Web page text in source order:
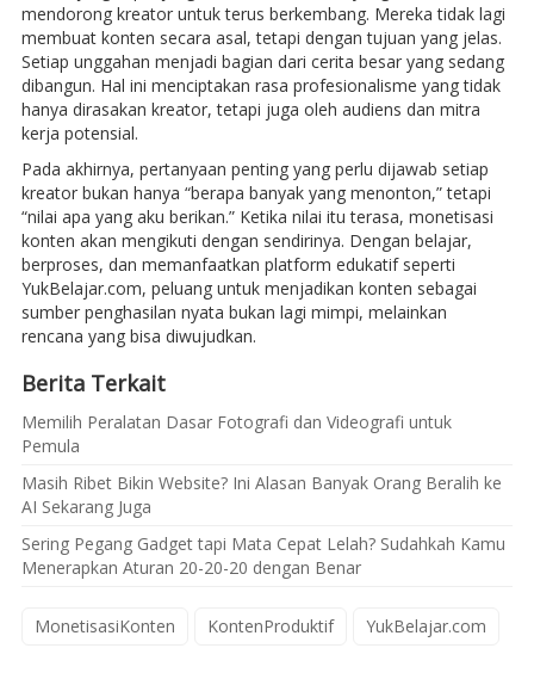
mendorong kreator untuk terus berkembang. Mereka tidak lagi
membuat konten secara asal, tetapi dengan tujuan yang jelas.
Setiap unggahan menjadi bagian dari cerita besar yang sedang
dibangun. Hal ini menciptakan rasa profesionalisme yang tidak
hanya dirasakan kreator, tetapi juga oleh audiens dan mitra
kerja potensial.
Pada akhirnya, pertanyaan penting yang perlu dijawab setiap
kreator bukan hanya “berapa banyak yang menonton,” tetapi
“nilai apa yang aku berikan.” Ketika nilai itu terasa, monetisasi
konten akan mengikuti dengan sendirinya. Dengan belajar,
berproses, dan memanfaatkan platform edukatif seperti
YukBelajar.com, peluang untuk menjadikan konten sebagai
sumber penghasilan nyata bukan lagi mimpi, melainkan
rencana yang bisa diwujudkan.
Berita Terkait
Memilih Peralatan Dasar Fotografi dan Videografi untuk
Pemula
Masih Ribet Bikin Website? Ini Alasan Banyak Orang Beralih ke
AI Sekarang Juga
Sering Pegang Gadget tapi Mata Cepat Lelah? Sudahkah Kamu
Menerapkan Aturan 20-20-20 dengan Benar
MonetisasiKonten KontenProduktif YukBelajar.com